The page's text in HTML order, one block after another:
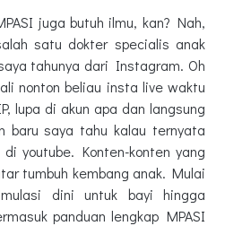
juga butuh ilmu, kan? Nah,
satu dokter specialis anak
tahunya dari Instagram. Oh
nonton beliau insta live waktu
lupa di akun apa dan langsung
baru saya tahu kalau ternyata
youtube. Konten-konten yang
tumbuh kembang anak. Mulai
dini untuk bayi hingga
panduan lengkap MPASI